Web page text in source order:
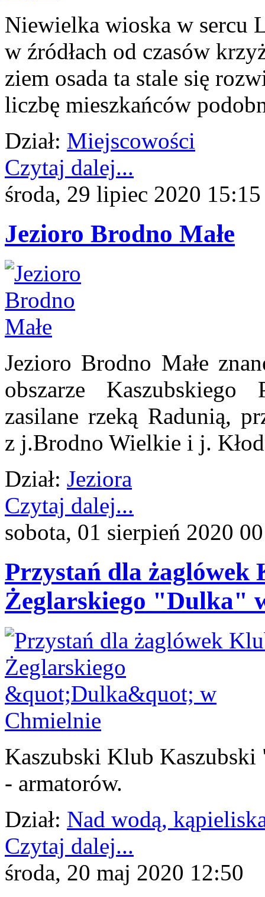
Niewielka wioska w sercu
w źródłach od czasów
ziem osada ta stale się
liczbę mieszkańców
Dział: Miejscowości
Czytaj dalej...
środa, 29 lipiec 2020 15:15
Jezioro Brodno Małe
Jezioro Brodno Małe
obszarze
zasilane rzeką Radunią,
z j.Brodno Wielkie i j.
Dział: Jeziora
Czytaj dalej...
sobota, 01 sierpień 2020
Przystań dla żaglówek
Żeglarskiego "Dulka"
Kaszubski Klub Kaszubski
- armatorów.
Dział: Nad wodą,
Czytaj dalej...
środa, 20 maj 2020 12:50